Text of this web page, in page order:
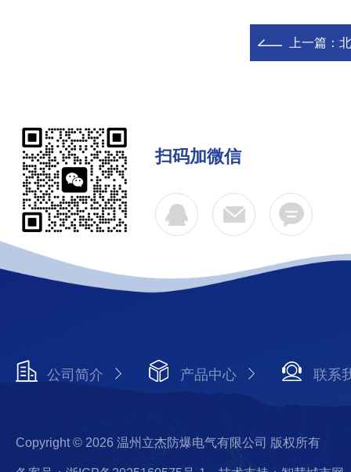
上一篇：
扫码加微信
公司简介 产品中心 联系
Copyright © 2026 温州立杰防爆电气有限公司 版权所有